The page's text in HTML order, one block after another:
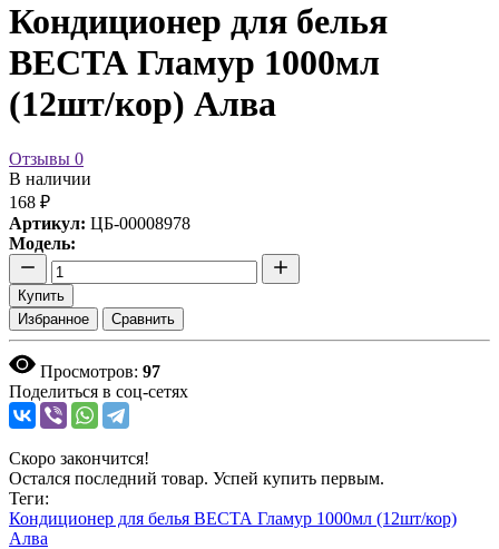
Кондиционер для белья
ВЕСТА Гламур 1000мл
(12шт/кор) Алва
Отзывы 0
В наличии
168 ₽
Артикул: ЦБ-00008978
Модель:
Купить
Избранное
Сравнить
Просмотров: 97
Поделиться в соц-сетях
Скоро закончится!
Остался последний товар. Успей купить первым.
Теги:
Кондиционер для белья ВЕСТА Гламур 1000мл (12шт/кор)
Алва